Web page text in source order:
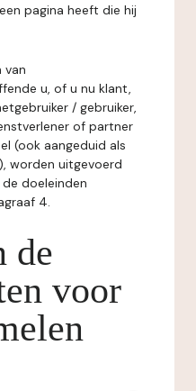
pagina heeft die hij
van
u, of u nu klant,
/ gebruiker,
of partner
(ook aangeduid als
worden uitgevoerd
doeleinden
4.
de
voor